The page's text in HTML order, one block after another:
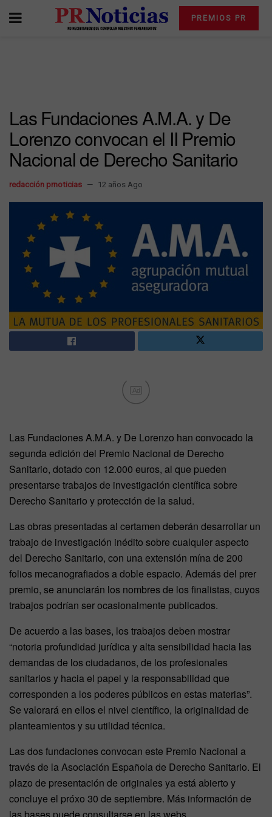
PREMIOS PR
Las Fundaciones A.M.A. y De
Lorenzo convocan el II Premio
Nacional de Derecho Sanitario
redacción prnoticias 12 años Ago
Ad
Las Fundaciones A.M.A. y De Lorenzo han convocado la
segunda edición del Premio Nacional de Derecho
Sanitario, dotado con 12.000 euros, al que pueden
presentarse trabajos de investigación científica sobre
Derecho Sanitario y protección de la salud.
Las obras presentadas al certamen deberán desarrollar un
trabajo de investigación inédito sobre cualquier aspecto
del Derecho Sanitario, con una extensión mína de 200
folios mecanografiados a doble espacio. Además del prer
premio, se anunciarán los nombres de los finalistas, cuyos
trabajos podrían ser ocasionalmente publicados.
De acuerdo a las bases, los trabajos deben mostrar
“notoria profundidad jurídica y alta sensibilidad hacia las
demandas de los ciudadanos, de los profesionales
sanitarios y hacia el papel y la responsabilidad que
corresponden a los poderes públicos en estas materias”.
Se valorará en ellos el nivel científico, la originalidad de
planteamientos y su utilidad técnica.
Las dos fundaciones convocan este Premio Nacional a
través de la Asociación Española de Derecho Sanitario. El
plazo de presentación de originales ya está abierto y
concluye el próxo 30 de septiembre. Más información de